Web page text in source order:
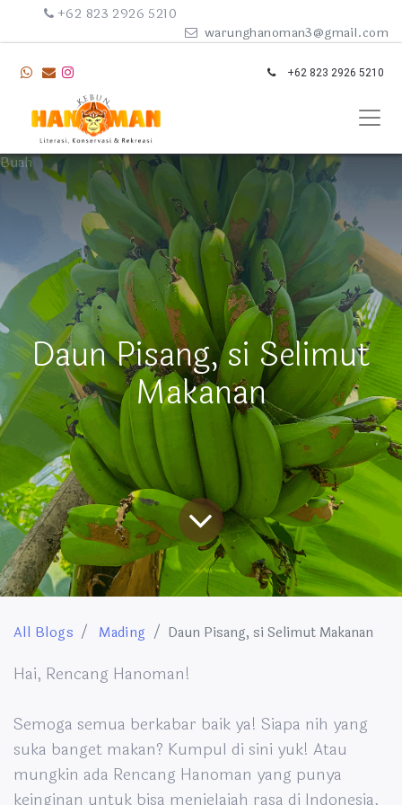
+62 823 2926 5210
warunghanoman3@gmail.com
+62 823 2926 5210
Buah
Daun Pisang, si Selimut
Makanan
All Blogs Mading Daun Pisang, si Selimut Makanan
Hai, Rencang Hanoman!
Semoga semua berkabar baik ya! Siapa nih yang
suka banget makan? Kumpul di sini yuk! Atau
mungkin ada Rencang Hanoman yang punya
keinginan untuk bisa menjelajah rasa di Indonesia,